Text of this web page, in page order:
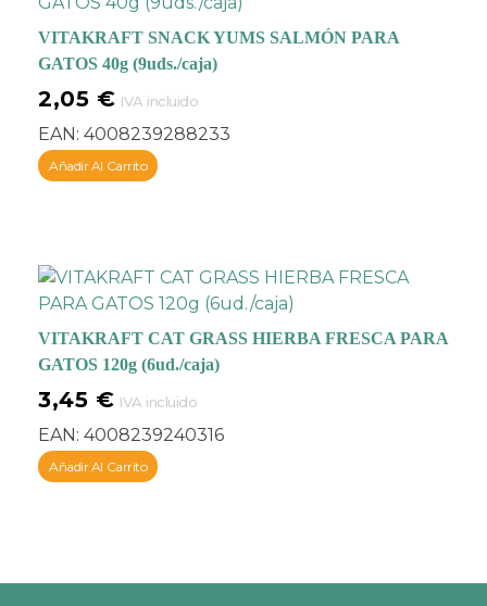
VITAKRAFT SNACK YUMS SALMÓN PARA
GATOS 40g (9uds./caja)
2,05 € IVA incluido
EAN: 4008239288233
Añadir Al Carrito
VITAKRAFT CAT GRASS HIERBA FRESCA PARA
GATOS 120g (6ud./caja)
3,45 € IVA incluido
EAN: 4008239240316
Añadir Al Carrito